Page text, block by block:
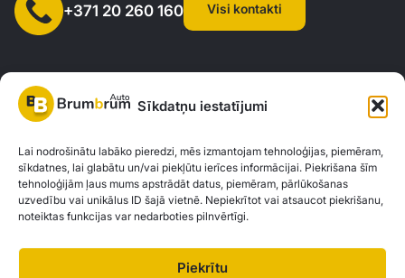
Sīkdatņu iestatījumi
Lai nodrošinātu labāko pieredzi, mēs izmantojam tehnoloģijas, piemēram,
sīkdatnes, lai glabātu un/vai piekļūtu ierīces informācijai. Piekrišana šīm
tehnoloģijām ļaus mums apstrādāt datus, piemēram, pārlūkošanas
uzvedību vai unikālus ID šajā vietnē. Nepiekrītot vai atsaucot piekrišanu,
noteiktas funkcijas var nedarboties pilnvērtīgi.
Piekrītu
+371 20 260 160 Visi kontakti
SIA "AUTOCLICK", Reģ. Nr. 40203371960, Adrese: Mazjumpravas
iela 77, Rīga, LV-1063 |20260160
Privātuma politikaKontakti
Brum Brum Auto nav finanšu iestāde, bet sadarbojas ar vairākām bankām un